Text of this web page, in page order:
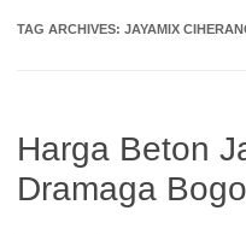
TAG ARCHIVES: JAYAMIX
Harga Beton
Dramaga